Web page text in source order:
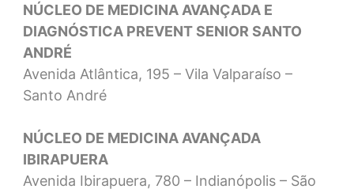
NÚCLEO DE MEDICINA AVANÇADA E
DIAGNÓSTICA PREVENT SENIOR SANTO
ANDRÉ
Avenida Atlântica, 195 – Vila Valparaíso –
Santo André
NÚCLEO DE MEDICINA AVANÇADA
IBIRAPUERA
Avenida Ibirapuera, 780 – Indianópolis – São